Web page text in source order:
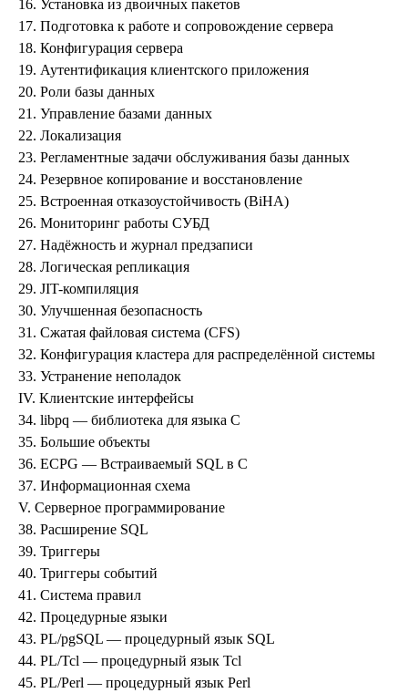
16. Установка из двоичных пакетов
17. Подготовка к работе и сопровождение сервера
18. Конфигурация сервера
19. Аутентификация клиентского приложения
20. Роли базы данных
21. Управление базами данных
22. Локализация
23. Регламентные задачи обслуживания базы данных
24. Резервное копирование и восстановление
25. Встроенная отказоустойчивость (BiHA)
26. Мониторинг работы СУБД
27. Надёжность и журнал предзаписи
28. Логическая репликация
29. JIT-компиляция
30. Улучшенная безопасность
31. Сжатая файловая система (CFS)
32. Конфигурация кластера для распределённой системы
33. Устранение неполадок
IV. Клиентские интерфейсы
34. libpq — библиотека для языка C
35. Большие объекты
36. ECPG — Встраиваемый SQL в C
37. Информационная схема
V. Серверное программирование
38. Расширение SQL
39. Триггеры
40. Триггеры событий
41. Система правил
42. Процедурные языки
43. PL/pgSQL — процедурный язык SQL
44. PL/Tcl — процедурный язык Tcl
45. PL/Perl — процедурный язык Perl